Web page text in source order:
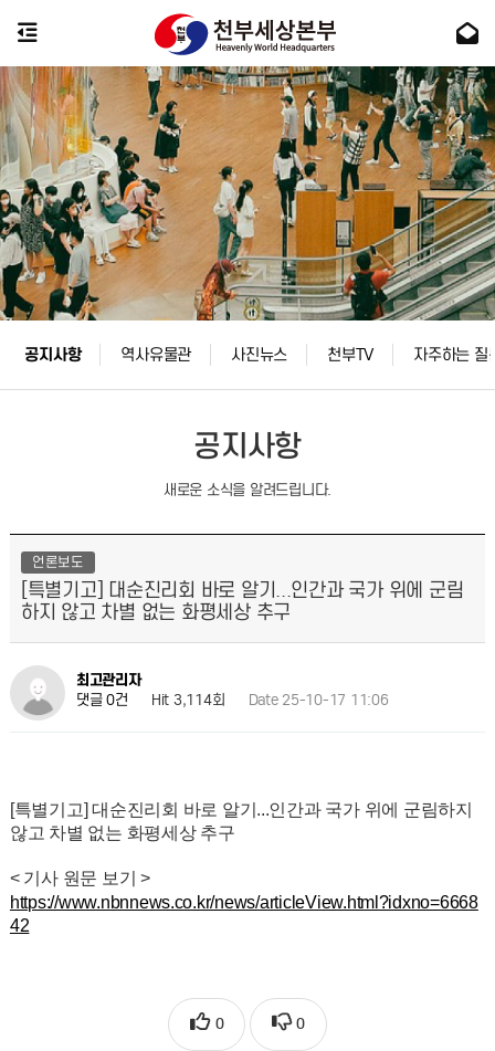
공지사항 역사유물관 사진뉴스 천부TV 자주하는 질
공지사항
새로운 소식을 알려드립니다.
언론보도
[특별기고] 대순진리회 바로 알기...인간과 국가 위에 군림
하지 않고 차별 없는 화평세상 추구
최고관리자
댓글 0건
Hit 3,114회 Date 25-10-17 11:06
[특별기고] 대순진리회 바로 알기...인간과 국가 위에 군림하지
않고 차별 없는 화평세상 추구
< 기사 원문 보기 >
https://www.nbnnews.co.kr/news/articleView.html?idxno=6668
42
0 0